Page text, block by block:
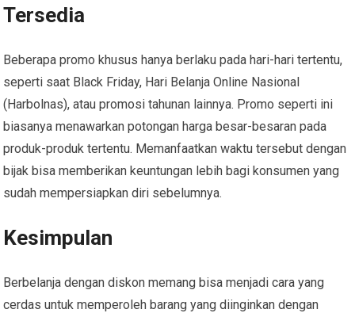
Tersedia
Beberapa promo khusus hanya berlaku pada hari-hari tertentu,
seperti saat Black Friday, Hari Belanja Online Nasional
(Harbolnas), atau promosi tahunan lainnya. Promo seperti ini
biasanya menawarkan potongan harga besar-besaran pada
produk-produk tertentu. Memanfaatkan waktu tersebut dengan
bijak bisa memberikan keuntungan lebih bagi konsumen yang
sudah mempersiapkan diri sebelumnya.
Kesimpulan
Berbelanja dengan diskon memang bisa menjadi cara yang
cerdas untuk memperoleh barang yang diinginkan dengan